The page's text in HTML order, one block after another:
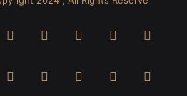
فيسبوك بينتيريستدريبل